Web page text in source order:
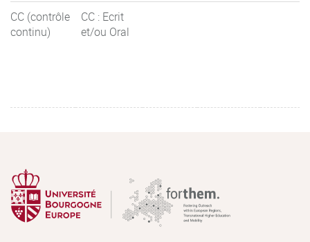
CC (contrôle
continu)
CC : Ecrit
et/ou Oral